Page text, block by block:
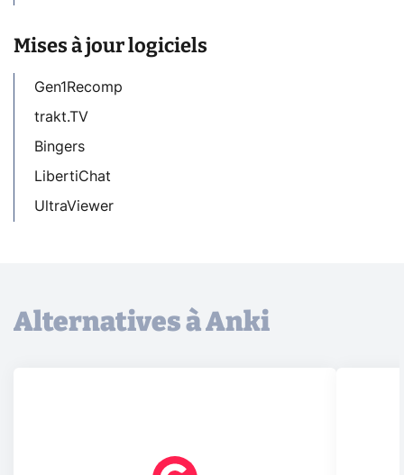
Mises à jour logiciels
Gen1Recomp
trakt.TV
Bingers
LibertiChat
UltraViewer
Alternatives à Anki